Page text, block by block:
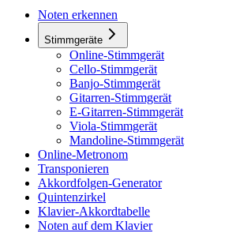
Noten erkennen
Stimmgeräte
Online-Stimmgerät
Cello-Stimmgerät
Banjo-Stimmgerät
Gitarren-Stimmgerät
E-Gitarren-Stimmgerät
Viola-Stimmgerät
Mandoline-Stimmgerät
Online-Metronom
Transponieren
Akkordfolgen-Generator
Quintenzirkel
Klavier-Akkordtabelle
Noten auf dem Klavier